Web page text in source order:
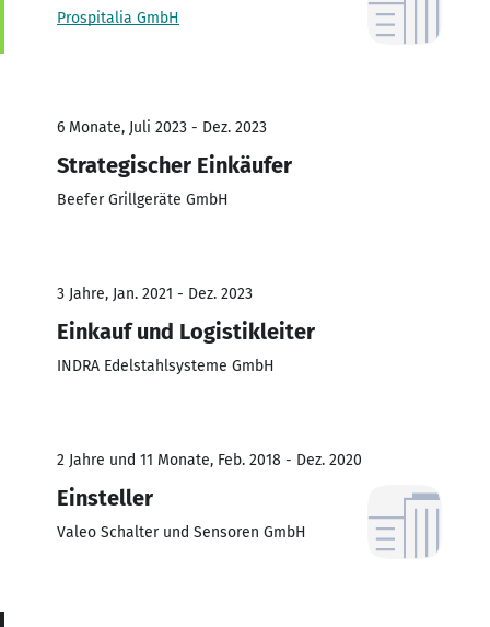
Prospitalia GmbH
6 Monate, Juli 2023 - Dez. 2023
Strategischer Einkäufer
Beefer Grillgeräte GmbH
3 Jahre, Jan. 2021 - Dez. 2023
Einkauf und Logistikleiter
INDRA Edelstahlsysteme GmbH
2 Jahre und 11 Monate, Feb. 2018 - Dez. 2020
Einsteller
Valeo Schalter und Sensoren GmbH